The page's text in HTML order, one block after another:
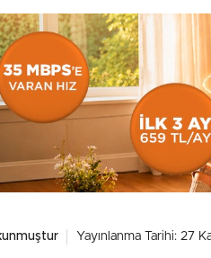
Yayınlanma Tarihi: 27